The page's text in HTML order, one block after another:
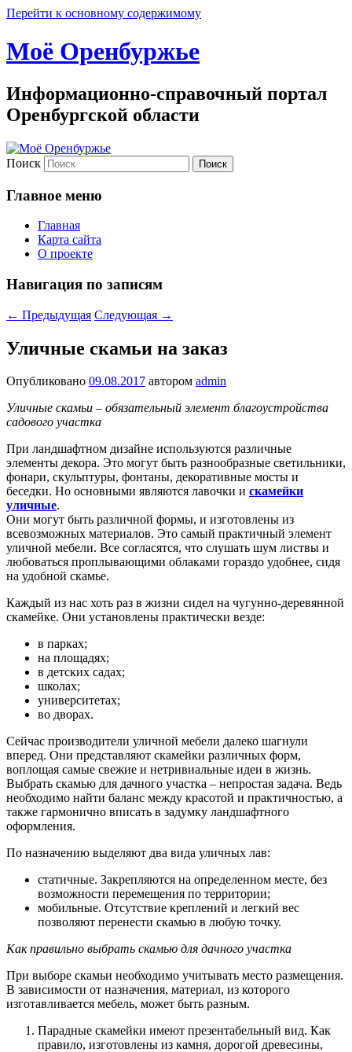
Перейти к основному содержимому
Моё Оренбуржье
Информационно-справочный портал
Оренбургской области
Поиск
Главное меню
Главная
Карта сайта
О проекте
Навигация по записям
← Предыдущая Следующая →
Уличные скамьи на заказ
Опубликовано 09.08.2017 автором admin
Уличные скамьи – обязательный элемент благоустройства
садового участка
При ландшафтном дизайне используются различные
элементы декора. Это могут быть разнообразные светильники,
фонари, скульптуры, фонтаны, декоративные мосты и
беседки. Но основными являются лавочки и скамейки
уличные.
Они могут быть различной формы, и изготовлены из
всевозможных материалов. Это самый практичный элемент
уличной мебели. Все согласятся, что слушать шум листвы и
любоваться проплывающими облаками гораздо удобнее, сидя
на удобной скамье.
Каждый из нас хоть раз в жизни сидел на чугунно-деревянной
скамейке. Они установлены практически везде:
в парках;
на площадях;
в детских садах;
школах;
университетах;
во дворах.
Сейчас производители уличной мебели далеко шагнули
вперед. Они представляют скамейки различных форм,
воплощая самые свежие и нетривиальные идеи в жизнь.
Выбрать скамью для дачного участка – непростая задача. Ведь
необходимо найти баланс между красотой и практичностью, а
также гармонично вписать в задумку ландшафтного
оформления.
По назначению выделяют два вида уличных лав:
статичные. Закрепляются на определенном месте, без
возможности перемещения по территории;
мобильные. Отсутствие креплений и легкий вес
позволяют перенести скамью в любую точку.
Как правильно выбрать скамью для дачного участка
При выборе скамьи необходимо учитывать место размещения.
В зависимости от назначения, материал, из которого
изготавливается мебель, может быть разным.
Парадные скамейки имеют презентабельный вид. Как
правило, изготовлены из камня, дорогой древесины,